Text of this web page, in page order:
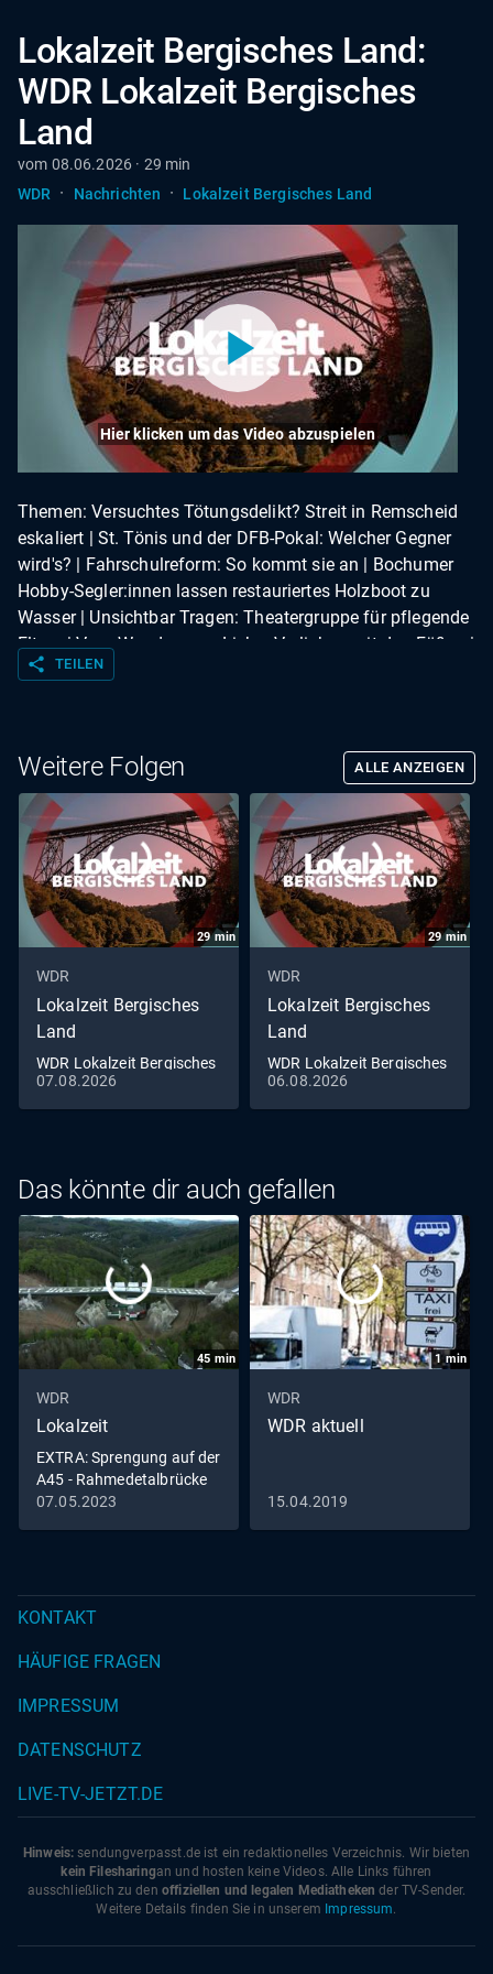
Lokalzeit Bergisches Land:
WDR Lokalzeit Bergisches
Land
vom 08.06.2026 · 29 min
WDR
· Nachrichten · Lokalzeit Bergisches Land
Hier klicken um das Video abzuspielen
Themen: Versuchtes Tötungsdelikt? Streit in Remscheid
eskaliert | St. Tönis und der DFB-Pokal: Welcher Gegner
wird's? | Fahrschulreform: So kommt sie an | Bochumer
Hobby-Segler:innen lassen restauriertes Holzboot zu
Wasser | Unsichtbar Tragen: Theatergruppe für pflegende
Eltern | Vom Wandern zur Liebe: Verlieben mit den Füßen |
Tipps und Termine | Ausflugstipp: Abenteuermuseum
share TEILEN
Weitere Folgen ALLE ANZEIGEN
29min
WDR
Lokalzeit Bergisches
Land
WDR Lokalzeit Bergisches
Land
07.08.2026
29min
WDR
Lokalzeit Bergisches
Land
WDR Lokalzeit Bergisches
Land
06.08.2026
Das könnte dir auch gefallen
45 min
WDR
Lokalzeit
EXTRA: Sprengung auf der
A45 - Rahmedetalbrücke
in Lüdenscheid fällt
07.05.2023
1min
WDR
WDR aktuell
15.04.2019
KONTAKT
HÄUFIGE FRAGEN
IMPRESSUM
DATENSCHUTZ
LIVE-TV-JETZT.DE
Hinweis: sendungverpasst.de ist ein redaktionelles Verzeichnis. Wir bieten
kein Filesharingan und hosten keine Videos. Alle Links führen
ausschließlich zu den offiziellen und legalen Mediatheken der TV-Sender.
Weitere Details finden Sie in unserem Impressum.